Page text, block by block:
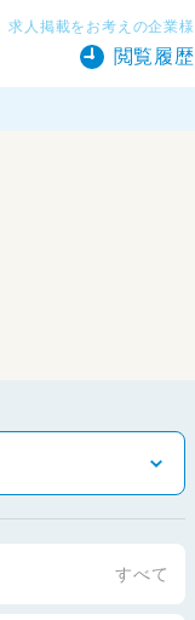
求人掲載をお考えの企業様
閲覧履歴
すべて